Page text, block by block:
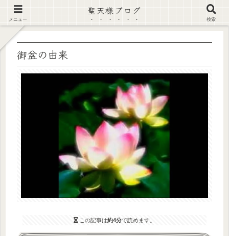
【注意喚起】偽サイト及び偽情報に注意 ▶確認する◀
御盆の由来
この記事は約4分で読めます。
メニュー
聖天様ブログ
検索